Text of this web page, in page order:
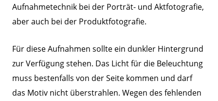
Aufnahmetechnik bei der Porträt- und Aktfotografie,
aber auch bei der Produktfotografie.
Für diese Aufnahmen sollte ein dunkler Hintergrund
zur Verfügung stehen. Das Licht für die Beleuchtung
muss bestenfalls von der Seite kommen und darf
das Motiv nicht überstrahlen. Wegen des fehlenden